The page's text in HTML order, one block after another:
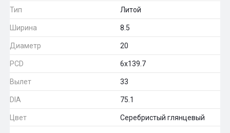
Тип Литой
Ширина 8.5
Диаметр 20
PCD 6x139.7
Вылет 33
DIA 75.1
Цвет Серебристый глянцевый